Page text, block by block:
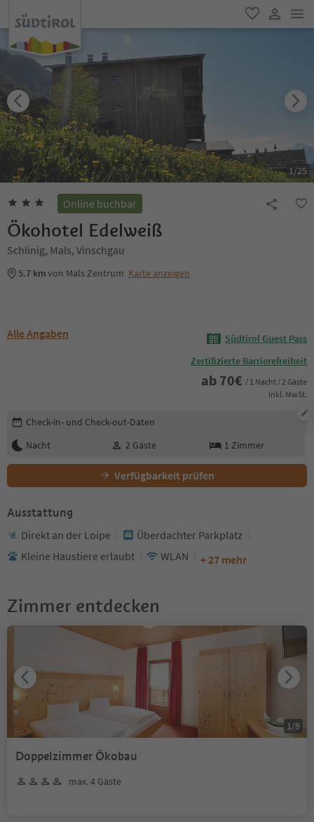
favorit
user link
1/25
Online buchbar
Ökohotel Edelweiß
Schlinig, Mals, Vinschgau
5.7 kmvon Mals Zentrum Karte anzeigen
Alle Angaben
Südtirol Guest Pass
Zertifizierte Barrierefreiheit
ab 70€ / 1 Nacht / 2 Gäste
Inkl. MwSt.
Buchungsdetails bearbeiten
Check-in- und Check-out-Daten
Nacht
2 Gäste 1 Zimmer
Verfügbarkeit prüfen
Ausstattung
Direkt an der Loipe
Überdachter Parkplatz
Kleine Haustiere erlaubt
WLAN + 27 mehr
Zimmer entdecken
Doppelzimmer Ökobau
max. 4 Gäste
1 /8